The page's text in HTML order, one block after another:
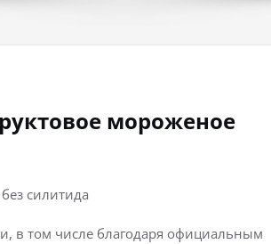
мороженое
в том числе благодаря официальным